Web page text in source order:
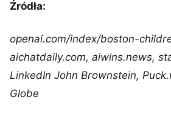
Źródła:
openai.com/index/boston-
aichatdaily.com, aiwins.news,
LinkedIn John Brownstein,
Globe